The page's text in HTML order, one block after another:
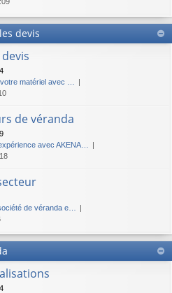
devis
matériel avec …
de véranda
avec AKENA…
de véranda e…